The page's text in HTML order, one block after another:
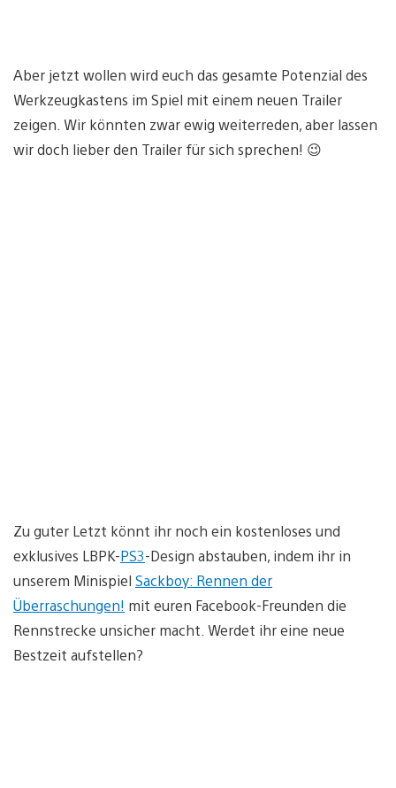
Aber jetzt wollen wird euch das gesamte Potenzial des
Werkzeugkastens im Spiel mit einem neuen Trailer
zeigen. Wir könnten zwar ewig weiterreden, aber lassen
wir doch lieber den Trailer für sich sprechen! 😉
Zu guter Letzt könnt ihr noch ein kostenloses und
exklusives LBPK-PS3-Design abstauben, indem ihr in
unserem Minispiel Sackboy: Rennen der
Überraschungen! mit euren Facebook-Freunden die
Rennstrecke unsicher macht. Werdet ihr eine neue
Bestzeit aufstellen?